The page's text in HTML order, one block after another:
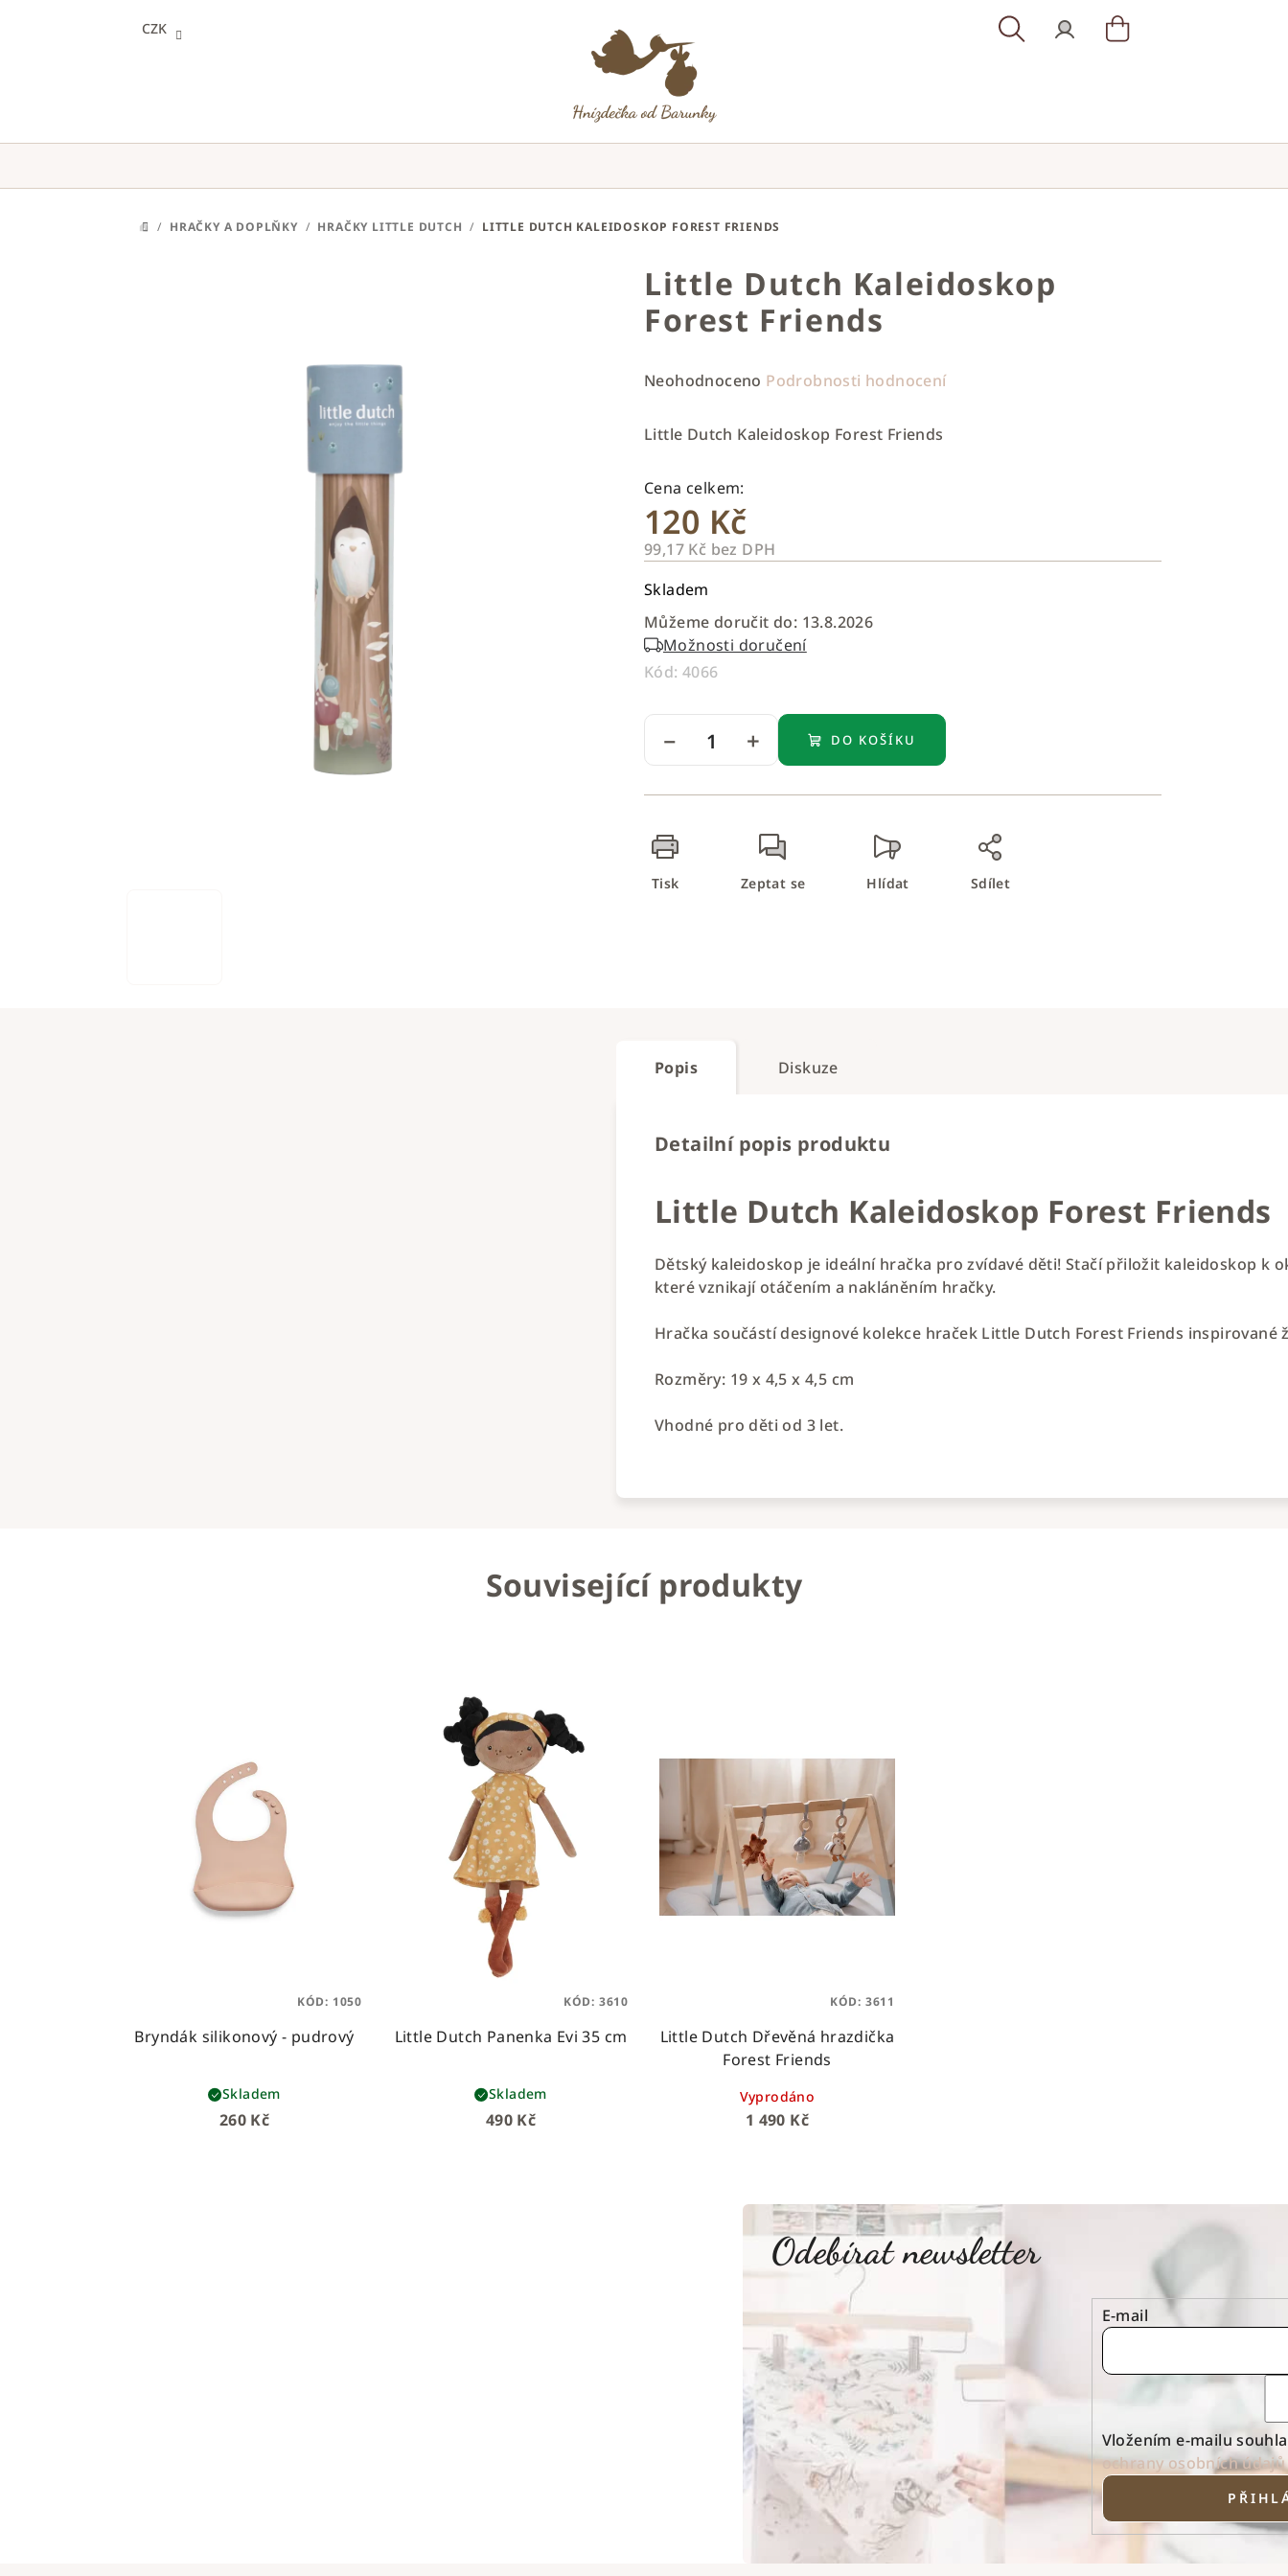
CZK
DOMŮ
/ HRAČKY A DOPLŇKY / HRAČKY LITTLE DUTCH / LITTLE DUTCH KALEIDOSKOP FOREST FRIENDS
Little Dutch Kaleidoskop
Forest Friends
Průměrné
produktu
z
5
hvězdiček.
Neohodnoceno Podrobnosti hodnocení
Little Dutch Kaleidoskop Forest Friends
120 Kč
99,17 Kč bez DPH
cena:
Skladem
Můžeme doručit do: 13.8.2026
Možnosti doručení
Kód: 4066
+
− DO KOŠÍKU
Tisk Zeptat se Hlídat Sdílet
Popis Diskuze
Detailní popis produktu
Little Dutch Kaleidoskop Forest Friends
Dětský kaleidoskop je ideální hračka pro zvídavé děti! Stačí přiložit kaleidoskop k
které vznikají otáčením a nakláněním hračky.
Hračka součástí designové kolekce hraček Little Dutch Forest Friends inspirované
Rozměry: 19 x 4,5 x 4,5 cm
Vhodné pro děti od 3 let.
Související produkty
Bryndák silikonový - pudrový
260 Kč
Skladem
KÓD: 1050
Little Dutch Panenka Evi 35 cm
490 Kč
Skladem
KÓD: 3610
Little Dutch Dřevěná hrazdička
Forest Friends
1 490 Kč
Vyprodáno
KÓD: 3611
Odebírat newsletter
E-mail
Vložením e-mailu
ochrany osobních údajů